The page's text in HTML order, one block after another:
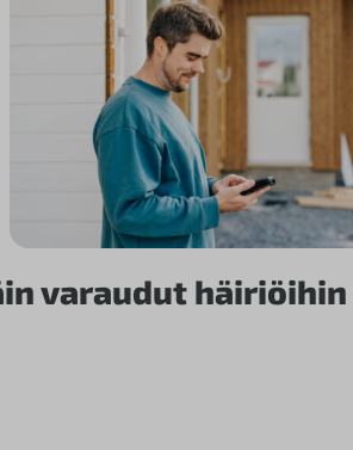
varaudut häiriöihin